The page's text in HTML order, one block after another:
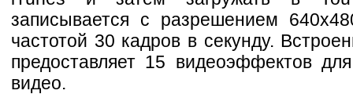
записывается с разрешением
частотой 30 кадров в секунду.
предоставляет 15 видеоэффектов
видео.